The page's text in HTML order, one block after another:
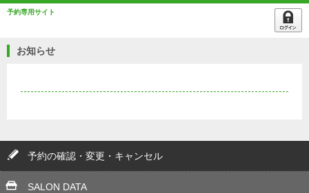
予約専用サイト
お知らせ
予約の確認・変更・キャンセル
SALON DATA